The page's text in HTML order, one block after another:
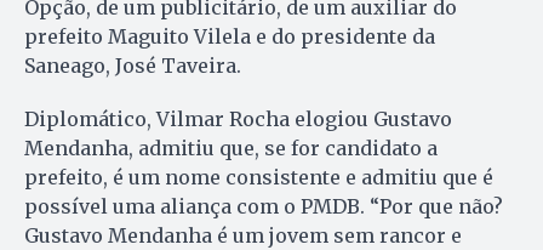
Opção, de um publicitário, de um auxiliar do
prefeito Maguito Vilela e do presidente da
Saneago, José Taveira.
Diplomático, Vilmar Rocha elogiou Gustavo
Mendanha, admitiu que, se for candidato a
prefeito, é um nome consistente e admitiu que é
possível uma aliança com o PMDB. “Por que não?
Gustavo Mendanha é um jovem sem rancor e